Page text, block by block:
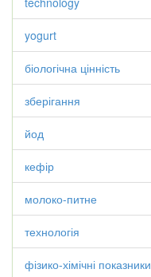
yogurt
біологічна цінність
зберігання
йод
кефір
молоко-питне
технологія
фізико-хімічні показники